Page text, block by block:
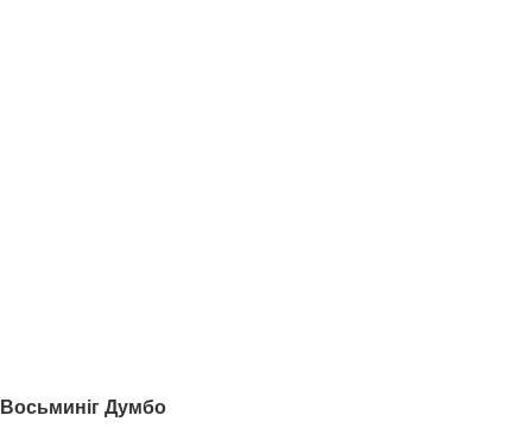
Восьминіг Думбо